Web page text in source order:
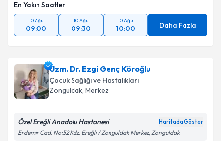
En Yakın Saatler
10 Ağu
09:00
10 Ağu
09:30
10 Ağu
10:00 Daha Fazla
Uzm. Dr. Ezgi Genç Köroğlu
Çocuk Sağlığı ve Hastalıkları
Zonguldak, Merkez
Özel Ereğli Anadolu Hastanesi Haritada Göster
Erdemir Cad. No:52 Kdz. Ereğli / Zonguldak Merkez, Zonguldak